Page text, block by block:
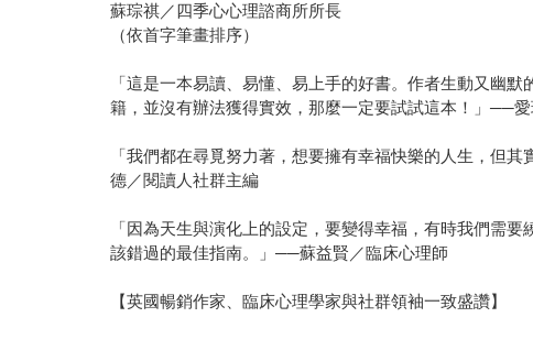
蘇琮祺／四季心心理諮商所所長
（依首字筆畫排序）
「這是一本易讀、易懂、易上手的好書。作者生動又幽
籍，並沒有辦法獲得實效，那麼一定要試試這本！」──
「我們都在尋覓努力著，想要擁有幸福快樂的人生，但
德／閱讀人社群主編
「因為天生與演化上的設定，要變得幸福，有時我們需
該錯過的最佳指南。」──蘇益賢／臨床心理師
【英國暢銷作家、臨床心理學家與社群領袖一致盛讚】